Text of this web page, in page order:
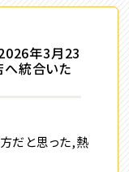
年3月23
へ統合いた
だと思った,熱